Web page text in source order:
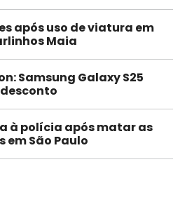
após uso de viatura em
Maia
Samsung Galaxy S25
à polícia após matar as
em São Paulo